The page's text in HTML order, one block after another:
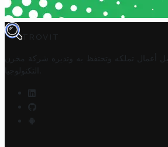
TROVIT
أعمال تملكه وتحتفظ به وتديره
شركة مخزن
التكنولوجيا